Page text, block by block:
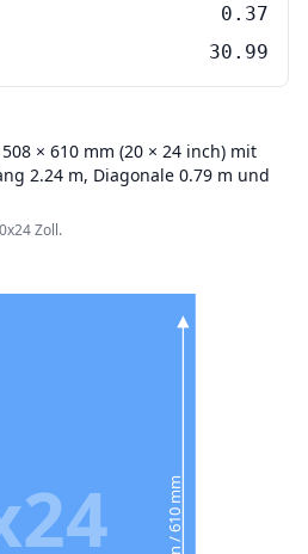
0.37
30.99
× 610 mm (20 × 24 inch) mit
2.24 m, Diagonale 0.79 m und
Zoll.
24 in / 610 mm